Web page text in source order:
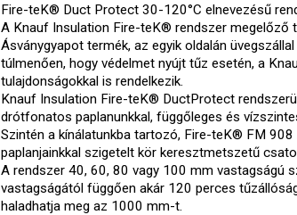
Fire-teK® Duct Protect 30-120°C elnevezésű
A Knauf Insulation Fire-teK® rendszer
Ásványgyapot termék, az egyik oldalán
túlmenően, hogy védelmet nyújt tűz esetén, a
tulajdonságokkal is rendelkezik.
Knauf Insulation Fire-teK® DuctProtect
drótfonatos paplanunkkal, függőleges és
Szintén a kínálatunkba tartozó, Fire-teK® FM
paplanjainkkal szigetelt kör keresztmetszetű
A rendszer 40, 60, 80 vagy 100 mm vastagságú
vastagságától függően akár 120 perces
haladhatja meg az 1000 mm-t.